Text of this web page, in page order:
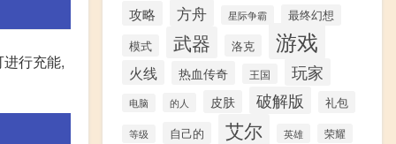
行充能,
攻略 方舟 星际争霸 最终幻想
模式 武器 洛克 游戏
火线 热血传奇 王国 玩家
电脑 的人 皮肤 破解版 礼包
等级 自己的 艾尔 英雄 荣耀